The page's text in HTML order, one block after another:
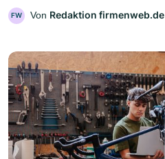
FW Von Redaktion firmenweb.de